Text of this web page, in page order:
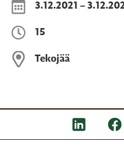
3.12.2021 –
15
Tekojää